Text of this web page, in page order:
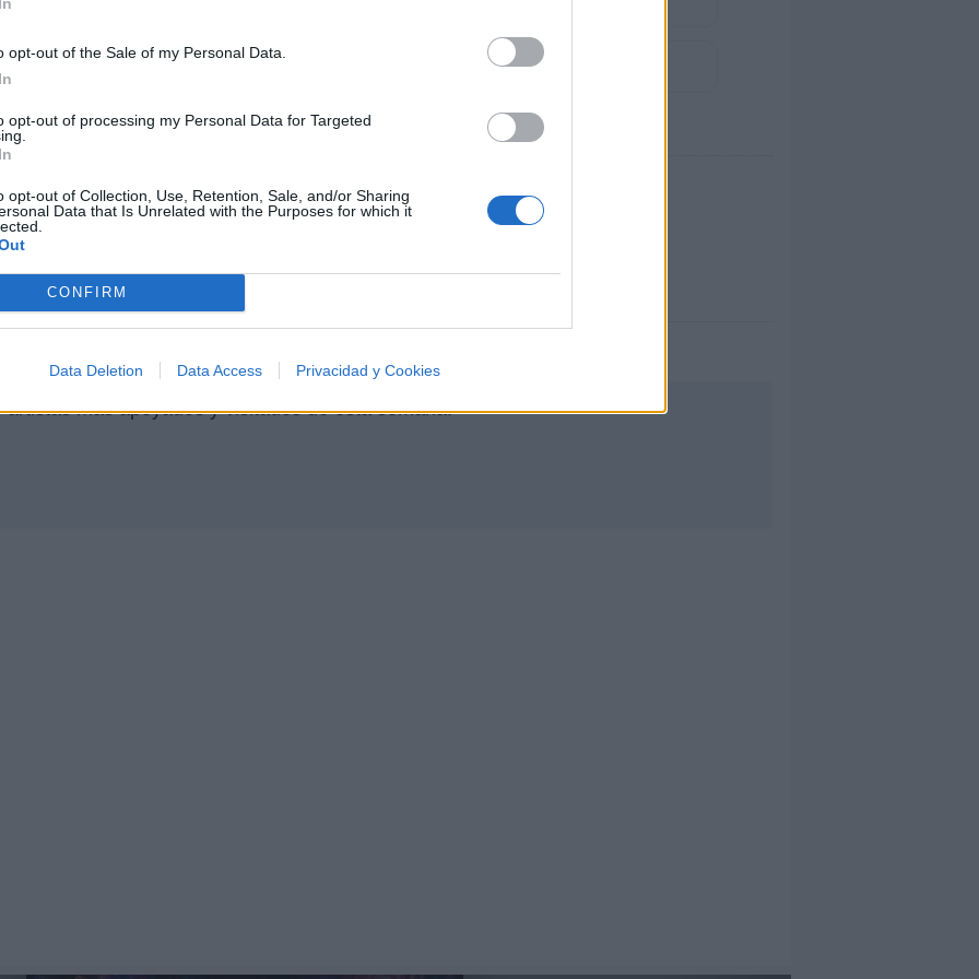
opt-out of the Sale of my Personal Data.
opt-out of processing my Personal Data for Targeted
opt-out of Collection, Use, Retention, Sale, and/or Sharing
Data that Is Unrelated with the Purposes for which it
CONFIRM
Data Deletion Data Access Privacidad y Cookies
artistas más apoyados y visitados de esta semana.